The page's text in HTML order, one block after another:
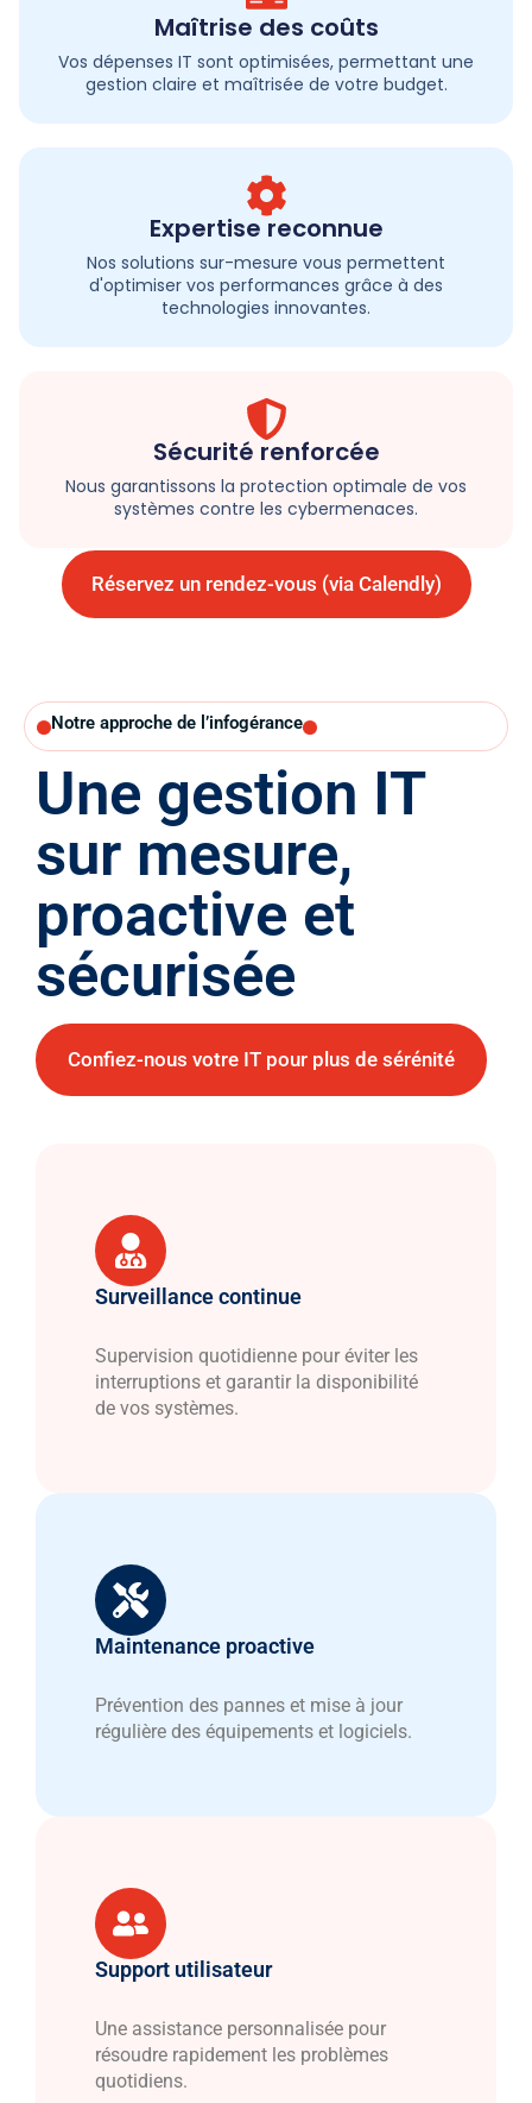
Maîtrise des coûts
Vos dépenses IT sont optimisées, permettant une
gestion claire et maîtrisée de votre budget.
Expertise reconnue
Nos solutions sur-mesure vous permettent
d'optimiser vos performances grâce à des
technologies innovantes.
Sécurité renforcée
Nous garantissons la protection optimale de vos
systèmes contre les cybermenaces.
Réservez un rendez-vous (via Calendly)
Notre approche de l’infogérance
Une gestion IT
sur mesure,
proactive et
sécurisée
Confiez-nous votre IT pour plus de sérénité
Surveillance continue
Supervision quotidienne pour éviter les
interruptions et garantir la disponibilité
de vos systèmes.
Maintenance proactive
Prévention des pannes et mise à jour
régulière des équipements et logiciels.
Support utilisateur
Une assistance personnalisée pour
résoudre rapidement les problèmes
quotidiens.